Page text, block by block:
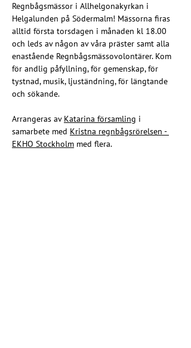
Regnbågsmässor i Allhelgonakyrkan i
Helgalunden på Södermalm! Mässorna firas
alltid första torsdagen i månaden kl 18.00
och leds av någon av våra präster samt alla
enastående Regnbågsmässovolontärer. Kom
för andlig påfyllning, för gemenskap, för
tystnad, musik, ljuständning, för längtande
och sökande.
Arrangeras av Katarina församling i
samarbete med Kristna regnbågsrörelsen -
EKHO Stockholm med flera.